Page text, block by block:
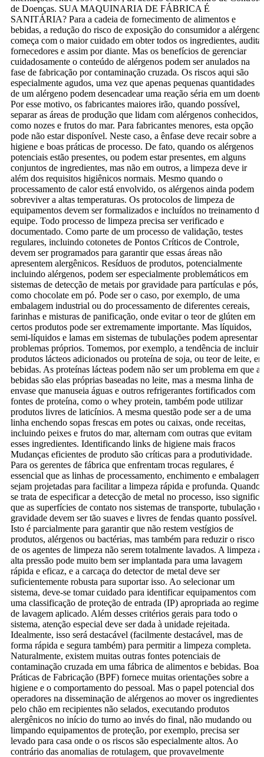
de Doenças. SUA MAQUINARIA DE FÁBRICA É
SANITÁRIA? Para a cadeia de fornecimento de alimentos e
bebidas, a redução do risco de exposição do consumidor a alérgenos
começa com o maior cuidado em obter todos os ingredientes, auditar
fornecedores e assim por diante. Mas os benefícios de gerenciar
cuidadosamente o conteúdo de alérgenos podem ser anulados na
fase de fabricação por contaminação cruzada. Os riscos aqui são
especialmente agudos, uma vez que apenas pequenas quantidades
de um alérgeno podem desencadear uma reação séria em um doente.
Por esse motivo, os fabricantes maiores irão, quando possível,
separar as áreas de produção que lidam com alérgenos conhecidos,
como nozes e frutos do mar. Para fabricantes menores, esta opção
pode não estar disponível. Neste caso, a ênfase deve recair sobre a
higiene e boas práticas de processo. De fato, quando os alérgenos
potenciais estão presentes, ou podem estar presentes, em alguns
conjuntos de ingredientes, mas não em outros, a limpeza deve ir
além dos requisitos higiênicos normais. Mesmo quando o
processamento de calor está envolvido, os alérgenos ainda podem
sobreviver a altas temperaturas. Os protocolos de limpeza de
equipamentos devem ser formalizados e incluídos no treinamento da
equipe. Todo processo de limpeza precisa ser verificado e
documentado. Como parte de um processo de validação, testes
regulares, incluindo cotonetes de Pontos Críticos de Controle,
devem ser programados para garantir que essas áreas não
apresentem alergênicos. Resíduos de produtos, potencialmente
incluindo alérgenos, podem ser especialmente problemáticos em
sistemas de detecção de metais por gravidade para partículas e pós,
como chocolate em pó. Pode ser o caso, por exemplo, de uma
embalagem industrial ou do processamento de diferentes cereais,
farinhas e misturas de panificação, onde evitar o teor de glúten em
certos produtos pode ser extremamente importante. Mas líquidos,
semi-líquidos e lamas em sistemas de tubulações podem apresentar
problemas próprios. Tomemos, por exemplo, a tendência de incluir
produtos lácteos adicionados ou proteína de soja, ou teor de leite,
bebidas. As proteínas lácteas podem não ser um problema em que as
bebidas são elas próprias baseadas no leite, mas a mesma linha de
envase que manuseia águas e outros refrigerantes fortificados com
fontes de proteína, como o whey protein, também pode utilizar
produtos livres de laticínios. A mesma questão pode ser a de uma
linha enchendo sopas frescas em potes ou caixas, onde receitas,
incluindo peixes e frutos do mar, alternam com outras que evitam
esses ingredientes. Identificando links de higiene mais fracos
Mudanças eficientes de produto são críticas para a produtividade.
Para os gerentes de fábrica que enfrentam trocas regulares, é
essencial que as linhas de processamento, enchimento e embalagem
sejam projetadas para facilitar a limpeza rápida e profunda. Quando
se trata de especificar a detecção de metal no processo, isso significa
que as superfícies de contato nos sistemas de transporte, tubulação e
gravidade devem ser tão suaves e livres de fendas quanto possível.
Isto é parcialmente para garantir que não restem vestígios de
produtos, alérgenos ou bactérias, mas também para reduzir o risco
de os agentes de limpeza não serem totalmente lavados. A limpeza a
alta pressão pode muito bem ser implantada para uma lavagem
rápida e eficaz, e a carcaça do detector de metal deve ser
suficientemente robusta para suportar isso. Ao selecionar um
sistema, deve-se tomar cuidado para identificar equipamentos com
uma classificação de proteção de entrada (IP) apropriada ao regime
de lavagem aplicado. Além desses critérios gerais para todo o
sistema, atenção especial deve ser dada à unidade rejeitada.
Idealmente, isso será destacável (facilmente destacável, mas de
forma rápida e segura também) para permitir a limpeza completa.
Naturalmente, existem muitas outras fontes potenciais de
contaminação cruzada em uma fábrica de alimentos e bebidas. Boas
Práticas de Fabricação (BPF) fornece muitas orientações sobre a
higiene e o comportamento do pessoal. Mas o papel potencial dos
operadores na disseminação de alérgenos ao mover os ingredientes
pelo chão em recipientes não selados, executando produtos
alergênicos no início do turno ao invés do final, não mudando ou
limpando equipamentos de proteção, por exemplo, precisa ser
levado para casa onde o os riscos são especialmente altos. Ao
contrário das anomalias de rotulagem, que provavelmente